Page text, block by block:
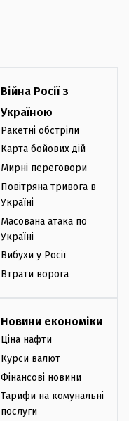
Війна Росії з
Україною
Ракетні обстріли
Карта бойових дій
Мирні переговори
Повітряна тривога в
Україні
Масована атака по
Україні
Вибухи у Росії
Втрати ворога
Новини економіки
Ціна нафти
Курси валют
Фінансові новини
Тарифи на комунальні
послуги